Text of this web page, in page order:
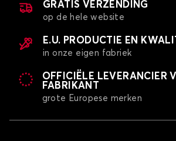
GRATIS VERZENDING
op de hele website
E.U. PRODUCTIE EN
in onze eigen fabriek
OFFICIËLE LEVERANCIER
FABRIKANT
grote Europese merken